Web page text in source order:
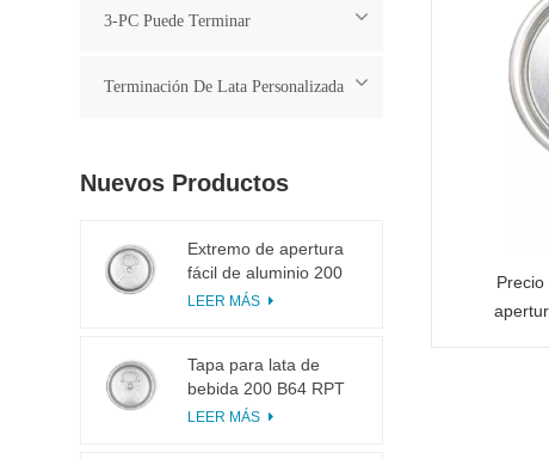
3-PC Puede Terminar
Terminación De Lata Personalizada
Nuevos Productos
Extremo de apertura
fácil de aluminio 200
B64 RPT LOE
LEER MÁS
Tapa para lata de
bebida 200 B64 RPT
SOE plateada, fácil de
LEER MÁS